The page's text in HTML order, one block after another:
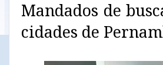
Mandados de
cidades de